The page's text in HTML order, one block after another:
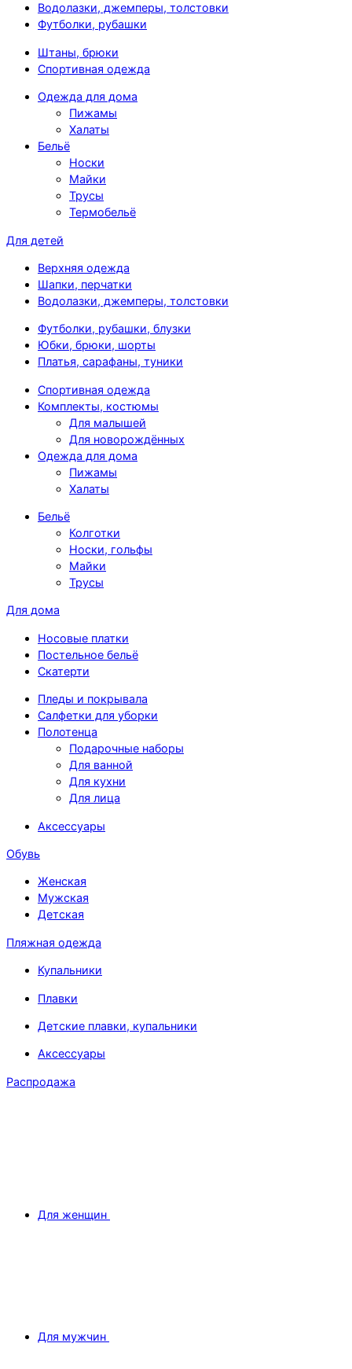
Водолазки, джемперы, толстовки
Футболки, рубашки
Штаны, брюки
Спортивная одежда
Одежда для дома
Пижамы
Халаты
Бельё
Носки
Майки
Трусы
Термобельё
Для детей
Верхняя одежда
Шапки, перчатки
Водолазки, джемперы, толстовки
Футболки, рубашки, блузки
Юбки, брюки, шорты
Платья, сарафаны, туники
Спортивная одежда
Комплекты, костюмы
Для малышей
Для новорождённых
Одежда для дома
Пижамы
Халаты
Бельё
Колготки
Носки, гольфы
Майки
Трусы
Для дома
Носовые платки
Постельное бельё
Скатерти
Пледы и покрывала
Салфетки для уборки
Полотенца
Подарочные наборы
Для ванной
Для кухни
Для лица
Аксессуары
Обувь
Женская
Мужская
Детская
Пляжная одежда
Купальники
Плавки
Детские плавки, купальники
Аксессуары
Распродажа
Для женщин
Для мужчин